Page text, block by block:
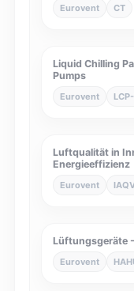
Eurovent CT
Liquid Chilling
Pumps
Eurovent
Luftqualität in
Energieeffizienz
Eurovent
Lüftungsgeräte
Eurovent